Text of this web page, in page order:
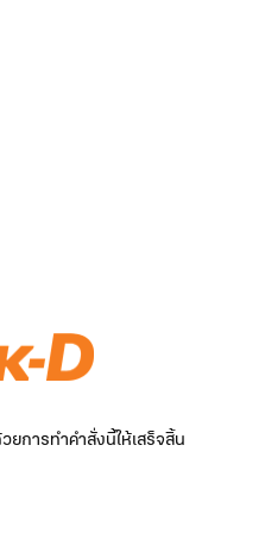
การทำคำสั่งนี้ให้เสร็จสิ้น